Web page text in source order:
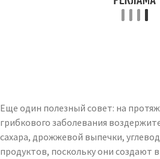
Еще один полезный совет: на
грибкового заболевания
сахара, дрожжевой выпечки,
продуктов, поскольку они создают